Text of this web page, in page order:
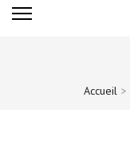
Accueil >